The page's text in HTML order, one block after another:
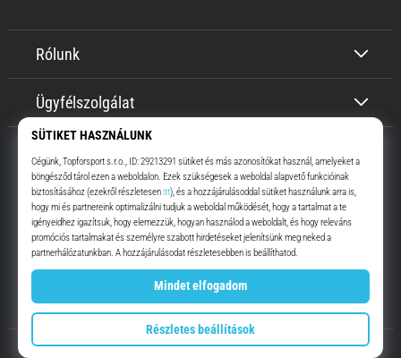
Top4Running.hu
Már több, mint 16 éve motiválunk, hogy menj, és fuss. Gyorsabban.
Velünk. Mindennap.
InstagramYouTube
Rólunk
Ügyfélszolgálat